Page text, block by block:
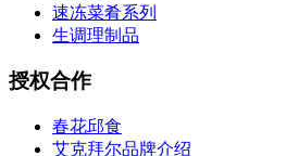
速冻菜肴系列
生调理制品
授权合作
春花邱食
艾克拜尔品牌介绍